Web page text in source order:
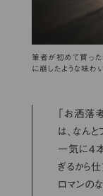
筆者が初めて買った
に崩したような味わ
「お洒落
は、なん
一気に４
ぎるから
ロマンの